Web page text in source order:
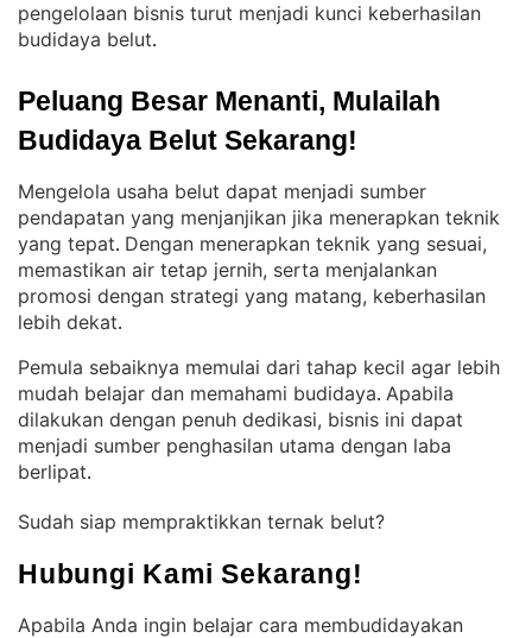
pengelolaan bisnis turut menjadi kunci keberhasilan
budidaya belut.
Peluang Besar Menanti, Mulailah
Budidaya Belut Sekarang!
Mengelola usaha belut dapat menjadi sumber
pendapatan yang menjanjikan jika menerapkan teknik
yang tepat. Dengan menerapkan teknik yang sesuai,
memastikan air tetap jernih, serta menjalankan
promosi dengan strategi yang matang, keberhasilan
lebih dekat.
Pemula sebaiknya memulai dari tahap kecil agar lebih
mudah belajar dan memahami budidaya. Apabila
dilakukan dengan penuh dedikasi, bisnis ini dapat
menjadi sumber penghasilan utama dengan laba
berlipat.
Sudah siap mempraktikkan ternak belut?
Hubungi Kami Sekarang!
Apabila Anda ingin belajar cara membudidayakan